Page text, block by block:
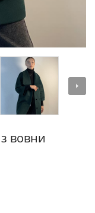
вовни